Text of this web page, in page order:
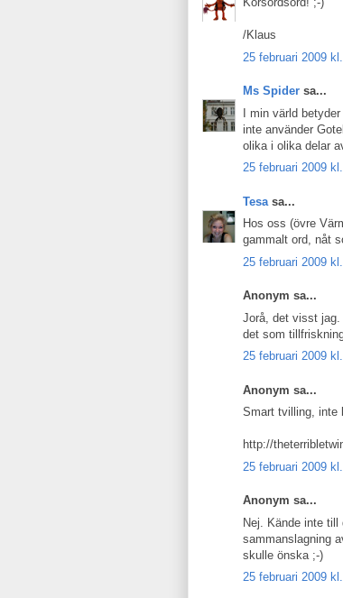
/Klaus
25 februari 2009
Ms Spider sa...
I min värld
inte använder
olika i olika delar
25 februari 2009
Tesa sa...
Hos oss (övre
gammalt ord, nåt
25 februari 2009
Anonym sa...
Jorå, det visst
det som
25 februari 2009
Anonym sa...
Smart tvilling, inte
http://
25 februari 2009
Anonym sa...
Nej. Kände inte
sammanslagning
skulle önska ;-)
25 februari 2009